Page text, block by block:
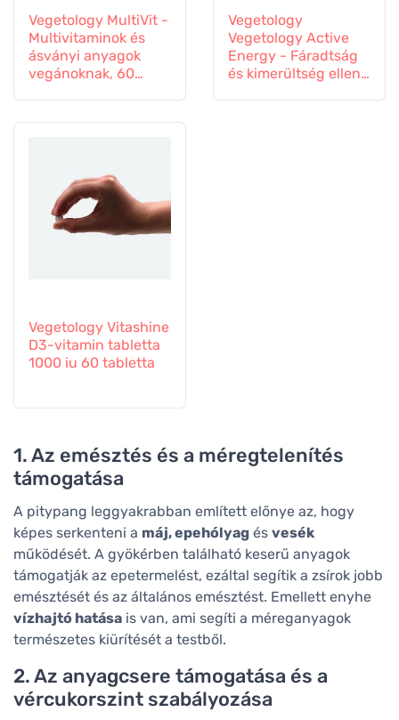
Vegetology MultiVit -
Multivitaminok és
ásványi anyagok
vegánoknak, 60
Vegetology
Vegetology Active
Energy - Fáradtság
és kimerültség ellen,
Vegetology Vitashine
D3-vitamin tabletta
1000 iu 60 tabletta
1. Az emésztés és a méregtelenítés
támogatása
A pitypang leggyakrabban említett előnye az, hogy
képes serkenteni a máj, epehólyag és vesék
működését. A gyökérben található keserű anyagok
támogatják az epetermelést, ezáltal segítik a zsírok jobb
emésztését és az általános emésztést. Emellett enyhe
vízhajtó hatása is van, ami segíti a méreganyagok
természetes kiürítését a testből.
2. Az anyagcsere támogatása és a
vércukorszint szabályozása